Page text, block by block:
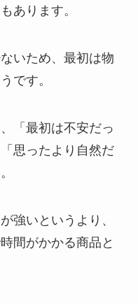
あります。
いため、最初は物
です。
「最初は不安だっ
思ったより自然だ
強いというより、
間がかかる商品と